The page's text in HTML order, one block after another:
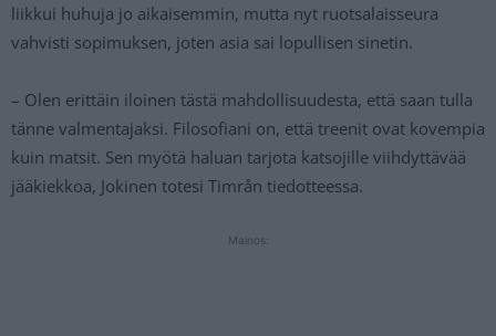
liikkui huhuja jo aikaisemmin, mutta nyt ruotsalaisseura
vahvisti sopimuksen, joten asia sai lopullisen sinetin.
– Olen erittäin iloinen tästä mahdollisuudesta, että saan tulla
tänne valmentajaksi. Filosofiani on, että treenit ovat kovempia
kuin matsit. Sen myötä haluan tarjota katsojille viihdyttävää
jääkiekkoa, Jokinen totesi Timrån tiedotteessa.
Mainos: